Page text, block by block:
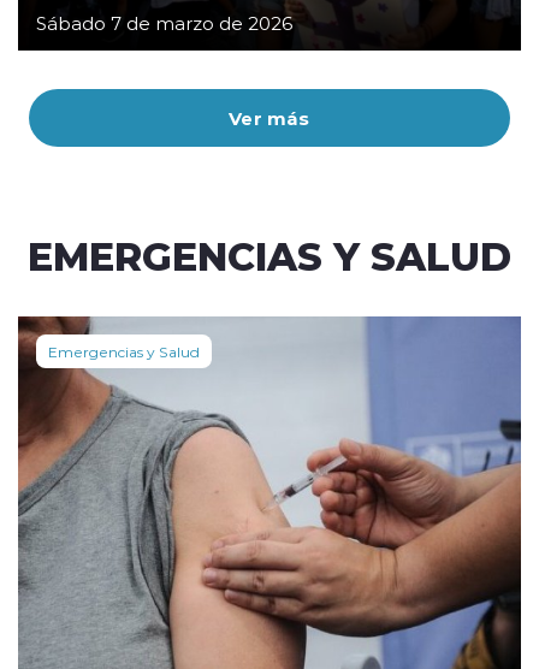
Ver más
Sábado 7 de marzo de 2026
EMERGENCIAS Y SALUD
Emergencias y Salud